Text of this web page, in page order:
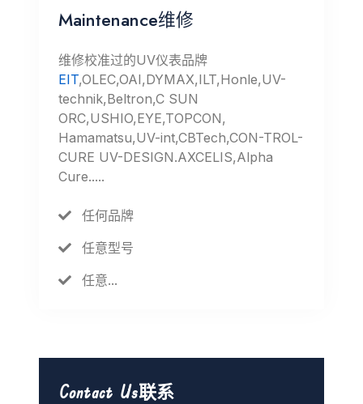
Maintenance维修
维修校准过的UV仪表品牌
EIT,OLEC,OAI,DYMAX,ILT,Honle,UV-
technik,Beltron,C SUN
ORC,USHIO,EYE,TOPCON,
Hamamatsu,UV-int,CBTech,CON-TROL-
CURE UV-DESIGN.AXCELIS,Alpha
Cure.....
任何品牌
任意型号
任意...
Contact Us联系